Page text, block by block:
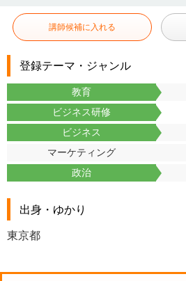
講師候補に入れる
登録テーマ・ジャンル
教育
ビジネス研修
ビジネス
マーケティング
政治
出身・ゆかり
東京都